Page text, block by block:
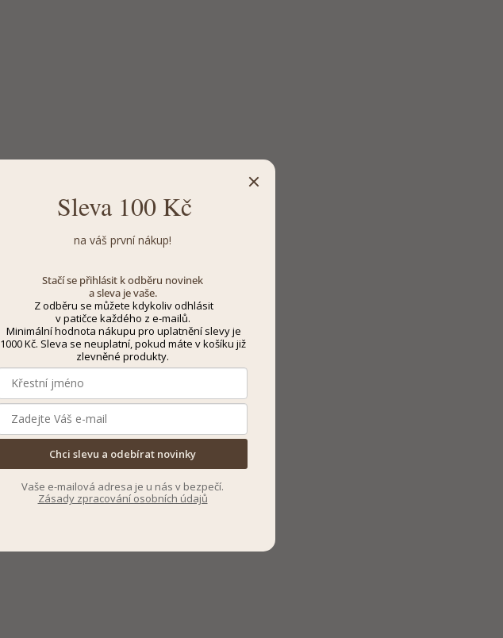
Sleva 100 Kč
na váš první nákup!
Stačí se přihlásit k odběru novinek
a sleva je vaše.
Z odběru se můžete kdykoliv odhlásit
v patičce každého z e-mailů.
Minimální hodnota nákupu pro uplatnění slevy je
1000 Kč. Sleva se neuplatní, pokud máte v košíku již
zlevněné produkty.
Chci slevu a odebírat novinky
Vaše e-mailová adresa je u nás v bezpečí.
Zásady zpracování osobních údajů